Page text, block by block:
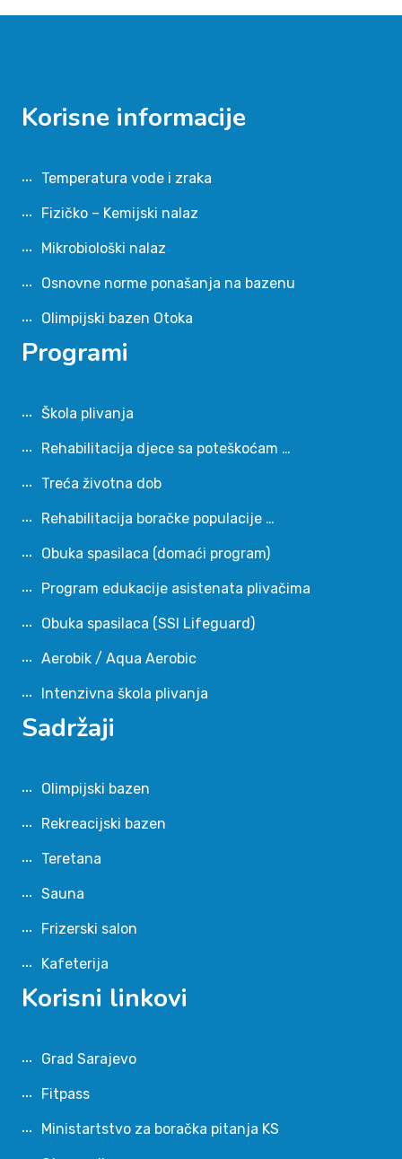
Korisne informacije
Temperatura vode i zraka
Fizičko – Kemijski nalaz
Mikrobiološki nalaz
Osnovne norme ponašanja na bazenu
Olimpijski bazen Otoka
Programi
Škola plivanja
Rehabilitacija djece sa poteškoćam …
Treća životna dob
Rehabilitacija boračke populacije …
Obuka spasilaca (domaći program)
Program edukacije asistenata plivačima
Obuka spasilaca (SSI Lifeguard)
Aerobik / Aqua Aerobic
Intenzivna škola plivanja
Sadržaji
Olimpijski bazen
Rekreacijski bazen
Teretana
Sauna
Frizerski salon
Kafeterija
Korisni linkovi
Grad Sarajevo
Fitpass
Ministartstvo za boračka pitanja KS